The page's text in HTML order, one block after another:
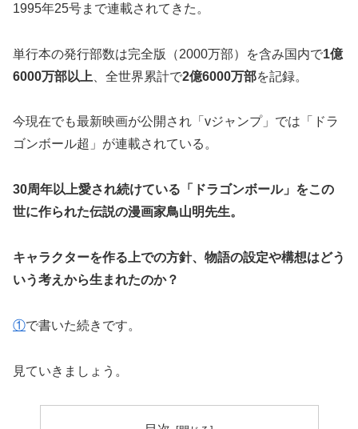
1995年25号まで連載されてきた。
単行本の発行部数は完全版（2000万部）を含み国内で1億
6000万部以上 、全世界累計で2億6000万部を記録。
今現在でも最新映画が公開され「vジャンプ」では「ドラ
ゴンボール超」が連載されている。
30周年以上愛され続けている「ドラゴンボール」をこの
世に作られた伝説の漫画家鳥山明先生。
キャラクターを作る上での方針、物語の設定や構想はどう
いう考えから生まれたのか？
①で書いた続きです。
見ていきましょう。